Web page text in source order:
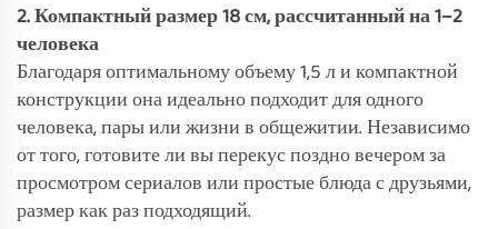
2. Компактный размер 18 см, рассчитанный на 1–2
человека
Благодаря оптимальному объему 1,5 л и компактной
конструкции она идеально подходит для одного
человека, пары или жизни в общежитии. Независимо
от того, готовите ли вы перекус поздно вечером за
просмотром сериалов или простые блюда с друзьями,
размер как раз подходящий.